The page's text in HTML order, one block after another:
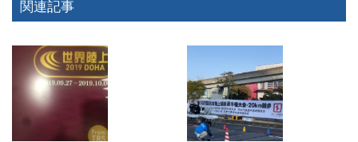
関連記事